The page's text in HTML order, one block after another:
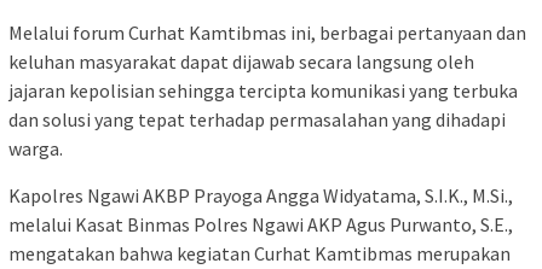
Melalui forum Curhat Kamtibmas ini, berbagai pertanyaan dan
keluhan masyarakat dapat dijawab secara langsung oleh
jajaran kepolisian sehingga tercipta komunikasi yang terbuka
dan solusi yang tepat terhadap permasalahan yang dihadapi
warga.
Kapolres Ngawi AKBP Prayoga Angga Widyatama, S.I.K., M.Si.,
melalui Kasat Binmas Polres Ngawi AKP Agus Purwanto, S.E.,
mengatakan bahwa kegiatan Curhat Kamtibmas merupakan